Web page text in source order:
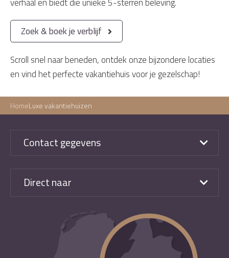
Zoek & boek je verblijf
Scroll snel naar beneden, ontdek onze bijzondere locaties
en vind het perfecte vakantiehuis voor je gezelschap!
HomeLuxe vakantiehuizen
Contact gegevens
Direct naar